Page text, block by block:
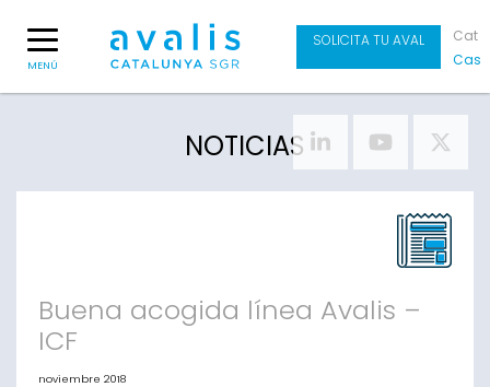
MENÚ
SOLICITA TU AVAL
Cat
Cas
NOTICIAS
Buena acogida línea Avalis –
ICF
noviembre 2018